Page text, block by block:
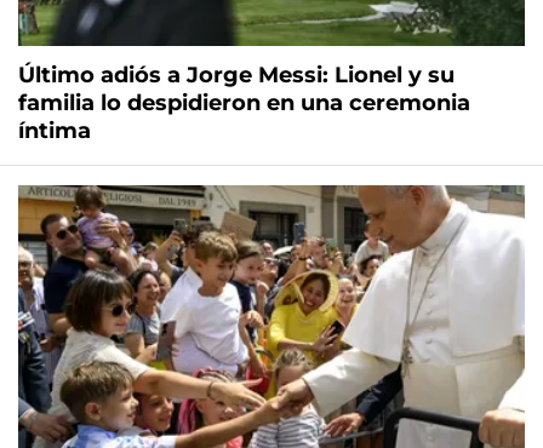
Último adiós a Jorge Messi: Lionel y su
familia lo despidieron en una ceremonia
íntima